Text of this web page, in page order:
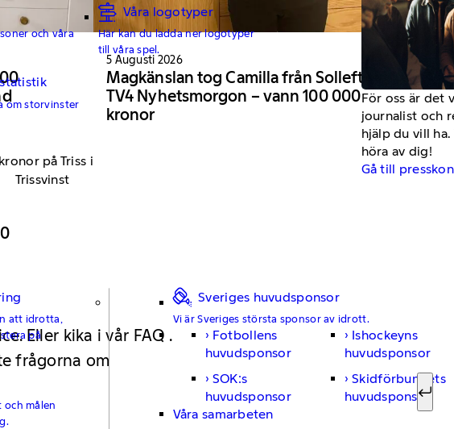
och våra
Våra logotyper
Här kan du ladda ner logotyper
till våra spel.
om storvinster
För oss är det
journalist och
hjälp du vill
höra av dig!
Gå till
att idrotta,
på
och målen
Sveriges huvudsponsor
Vi är Sveriges största sponsor av idrott.
Fotbollens
huvudsponsor
Ishockeyns
huvudsponsor
SOK:s
huvudsponsor
Skidförbundets
huvudsponsor
Våra samarbeten
Sök
5 Augusti 2026
Magkänslan tog Camilla från Sollefteå till
TV4 Nyhetsmorgon – vann 100 000
kronor
Trissvinst
Eller kika i vår FAQ .
frågorna om